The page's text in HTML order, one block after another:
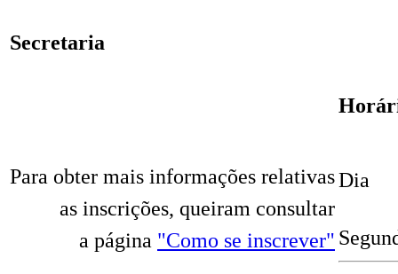
Secretaria
Para obter mais informações relativas
as inscrições, queiram consultar
a página "Como se inscrever"
Dia